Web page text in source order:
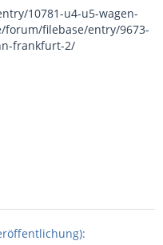
10781-u4-u5-wagen-
filebase/entry/9673-
frankfurt-2/